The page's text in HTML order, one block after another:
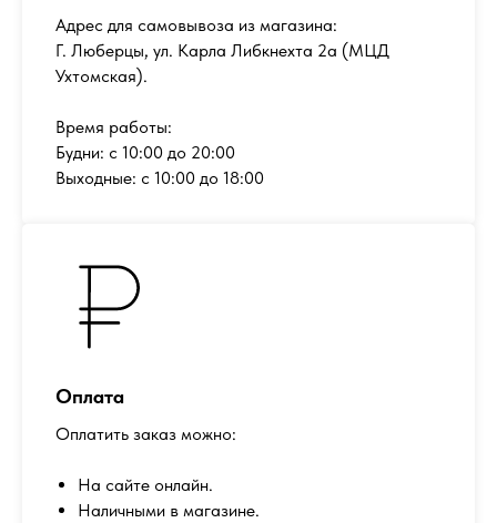
Адрес для самовывоза из магазина:
Г. Люберцы, ул. Карла Либкнехта 2а (МЦД
Ухтомская).
Время работы:
Будни: с 10:00 до 20:00
Выходные: с 10:00 до 18:00
Оплата
Оплатить заказ можно:
На сайте онлайн.
Наличными в магазине.